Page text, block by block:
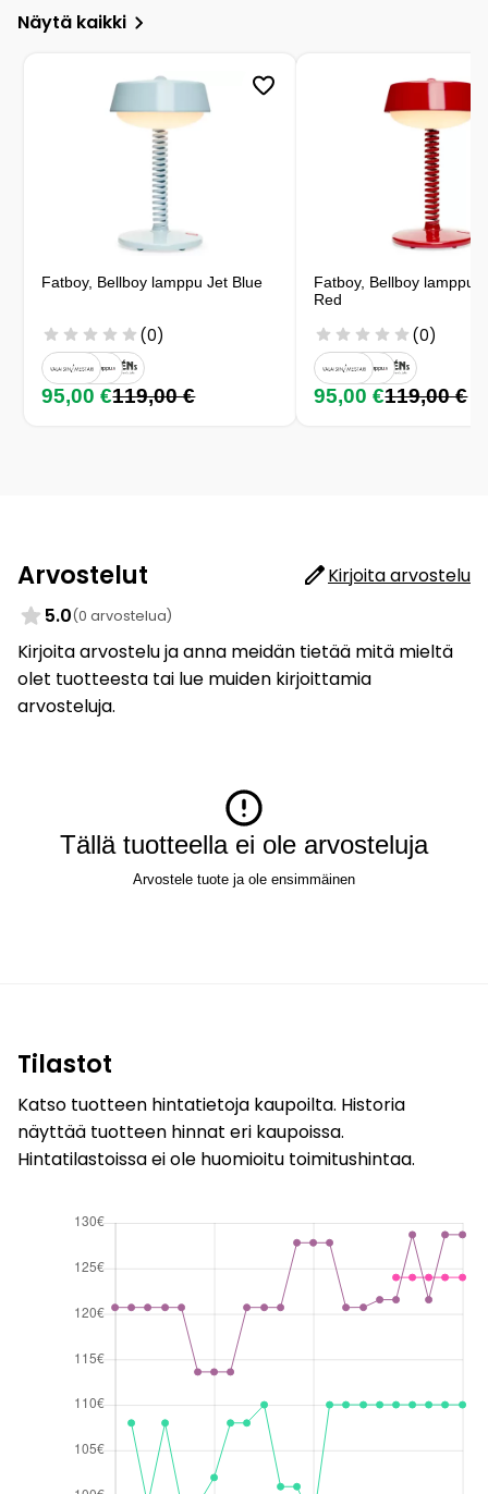
Näytä kaikki
Fatboy, Bellboy lamppu Jet Blue
(0)
95,00 €119,00 €
Fatboy, Bellboy lamppu
Red
(0)
95,00 €119,00 €
Arvostelut
Kirjoita arvostelu
5.0(0 arvostelua)
Kirjoita arvostelu ja anna meidän tietää mitä mieltä
olet tuotteesta tai lue muiden kirjoittamia
arvosteluja.
Tällä tuotteella ei ole arvosteluja
Arvostele tuote ja ole ensimmäinen
Tilastot
Katso tuotteen hintatietoja kaupoilta. Historia
näyttää tuotteen hinnat eri kaupoissa.
Hintatilastoissa ei ole huomioitu toimitushintaa.